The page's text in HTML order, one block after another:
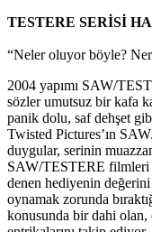
TESTERE SERİSİ
“Neler oluyor böyle?
2004 yapımı SAW/
sözler umutsuz bir kafa
panik dolu, saf dehşet
Twisted Pictures’ın
duygular, serinin
SAW/TESTERE filmleri
denen hediyenin
oynamak zorunda
konusunda bir dahi olan,